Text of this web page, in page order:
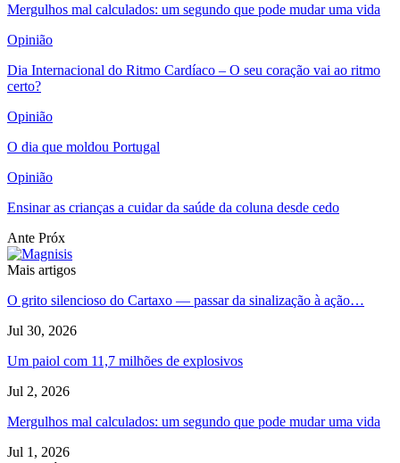
Mergulhos mal calculados: um segundo que pode mudar uma vida
Opinião
Dia Internacional do Ritmo Cardíaco – O seu coração vai ao ritmo
certo?
Opinião
O dia que moldou Portugal
Opinião
Ensinar as crianças a cuidar da saúde da coluna desde cedo
Ante Próx
Mais artigos
O grito silencioso do Cartaxo — passar da sinalização à ação…
Jul 30, 2026
Um paiol com 11,7 milhões de explosivos
Jul 2, 2026
Mergulhos mal calculados: um segundo que pode mudar uma vida
Jul 1, 2026